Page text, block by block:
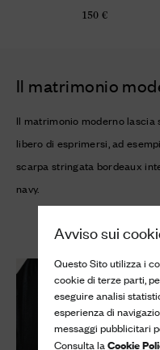
Avviso sui
Questo Sito utilizza i
cookie di terze parti,
eseguire analisi
esperienza di
messaggi pubblicitari
Consulta la Cookie
150 €
Il matrimonio
Il matrimonio moderno lascia
libero di esprimersi, ad
scarpa stringata bordeaux
navy.